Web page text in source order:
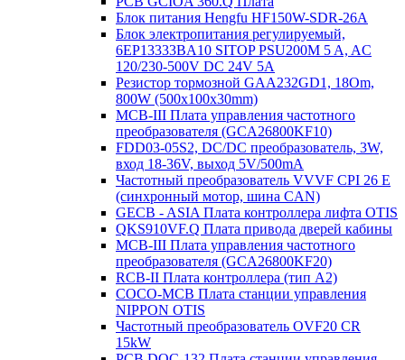
Блок питания Hengfu HF150W-SDR-26A
Блок электропитания регулируемый,
6EP13333BA10 SITOP PSU200M 5 A, AC
120/230-500V DC 24V 5A
Резистор тормозной GAA232GD1, 18Om,
800W (500x100x30mm)
MCB-III Плата управления частотного
преобразователя (GCA26800KF10)
FDD03-05S2, DC/DC преобразователь, 3W,
вход 18-36V, выход 5V/500mA
Частотный преобразователь VVVF CPI 26 E
(синхронный мотор, шина CAN)
GECB - ASIA Плата контроллера лифта OTIS
QKS910VF.Q Плата привода дверей кабины
MCB-III Плата управления частотного
преобразователя (GCA26800KF20)
RCB-II Плата контроллера (тип A2)
COCO-MCB Плата станции управления
NIPPON OTIS
Частотный преобразователь OVF20 CR
15kW